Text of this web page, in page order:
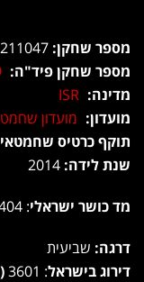
מספר שחקן:
מספר שחקן פיד"ה:
מדינה: ISR
מועדון: מועדון
תוקף כרטיס שחמטאי
שנת לידה:
מד כושר ישראלי: 1404
דרגה: שביעית
דירוג בישראל: 3601
(